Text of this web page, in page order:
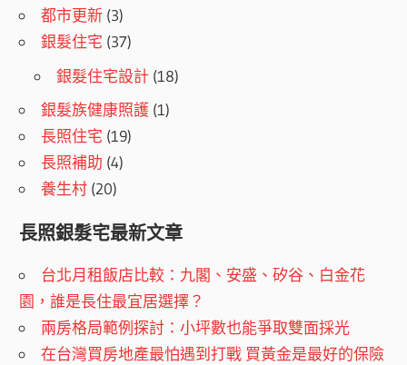
都市更新 (3)
銀髮住宅 (37)
銀髮住宅設計 (18)
銀髮族健康照護 (1)
長照住宅 (19)
長照補助 (4)
養生村 (20)
長照銀髮宅最新文章
台北月租飯店比較：九閣、安盛、矽谷、白金花
園，誰是長住最宜居選擇？
兩房格局範例探討：小坪數也能爭取雙面採光
在台灣買房地產最怕遇到打戰 買黃金是最好的保險